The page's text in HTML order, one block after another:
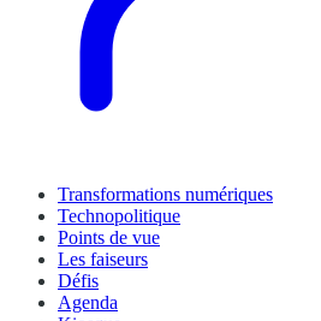
Transformations numériques
Technopolitique
Points de vue
Les faiseurs
Défis
Agenda